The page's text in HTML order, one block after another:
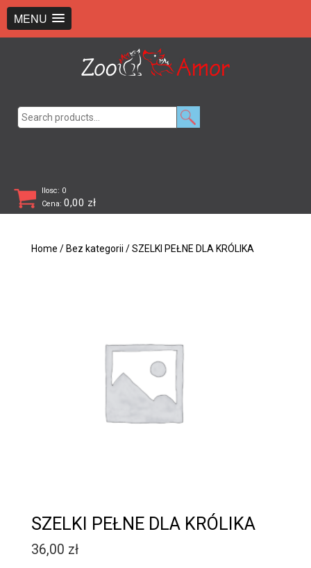
MENU
Ilosc: 0
Cena: 0,00 zł
Home / Bez kategorii / SZELKI PEŁNE DLA KRÓLIKA
SZELKI PEŁNE DLA KRÓLIKA
36,00 zł